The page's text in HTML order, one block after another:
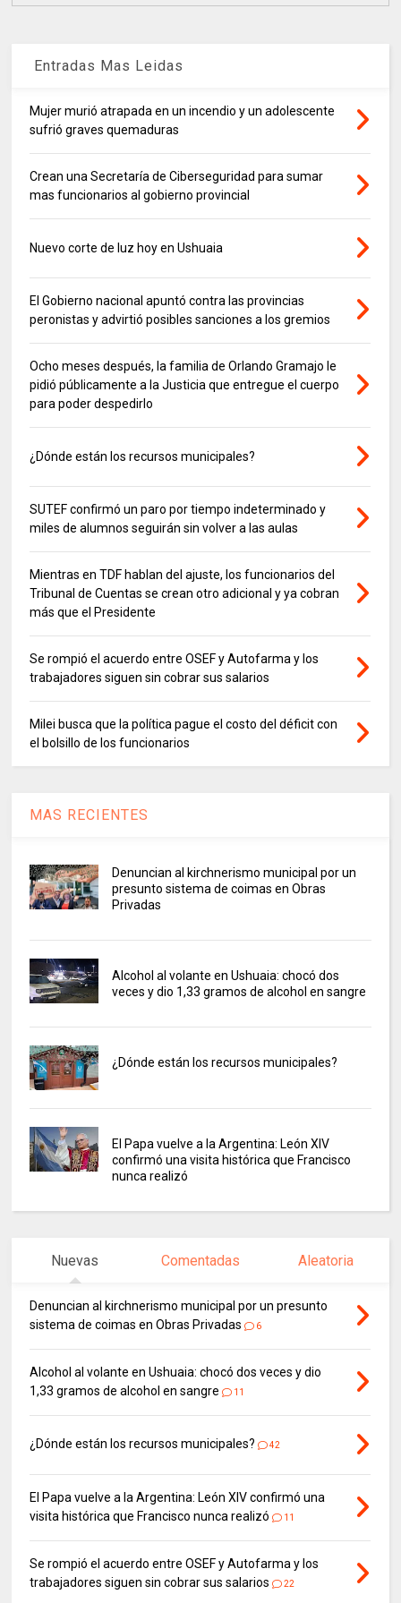
Entradas Mas Leidas
Mujer murió atrapada en un incendio y un adolescente
sufrió graves quemaduras
Crean una Secretaría de Ciberseguridad para sumar
mas funcionarios al gobierno provincial
Nuevo corte de luz hoy en Ushuaia
El Gobierno nacional apuntó contra las provincias
peronistas y advirtió posibles sanciones a los gremios
Ocho meses después, la familia de Orlando Gramajo le
pidió públicamente a la Justicia que entregue el cuerpo
para poder despedirlo
¿Dónde están los recursos municipales?
SUTEF confirmó un paro por tiempo indeterminado y
miles de alumnos seguirán sin volver a las aulas
Mientras en TDF hablan del ajuste, los funcionarios del
Tribunal de Cuentas se crean otro adicional y ya cobran
más que el Presidente
Se rompió el acuerdo entre OSEF y Autofarma y los
trabajadores siguen sin cobrar sus salarios
Milei busca que la política pague el costo del déficit con
el bolsillo de los funcionarios
MAS RECIENTES
Denuncian al kirchnerismo municipal por un
presunto sistema de coimas en Obras
Privadas
Alcohol al volante en Ushuaia: chocó dos
veces y dio 1,33 gramos de alcohol en sangre
¿Dónde están los recursos municipales?
El Papa vuelve a la Argentina: León XIV
confirmó una visita histórica que Francisco
nunca realizó
Nuevas Comentadas Aleatoria
Denuncian al kirchnerismo municipal por un presunto
sistema de coimas en Obras Privadas
6
Alcohol al volante en Ushuaia: chocó dos veces y dio
1,33 gramos de alcohol en sangre
11
¿Dónde están los recursos municipales? 42
El Papa vuelve a la Argentina: León XIV confirmó una
visita histórica que Francisco nunca realizó
11
Se rompió el acuerdo entre OSEF y Autofarma y los
trabajadores siguen sin cobrar sus salarios
22